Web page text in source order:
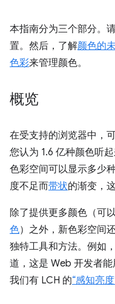
本指南分为三个部分。
置。然后，了解颜色的
色彩来管理颜色。
概览
在受支持的浏览器中，
您认为 1.6 亿种颜色听
色彩空间可以显示多少
度不足而带状的渐变，
除了提供更多颜色（可
色）之外，新色彩空间
独特工具和方法。例如
道，这是 Web 开发者能
我们有 LCH 的“感知亮